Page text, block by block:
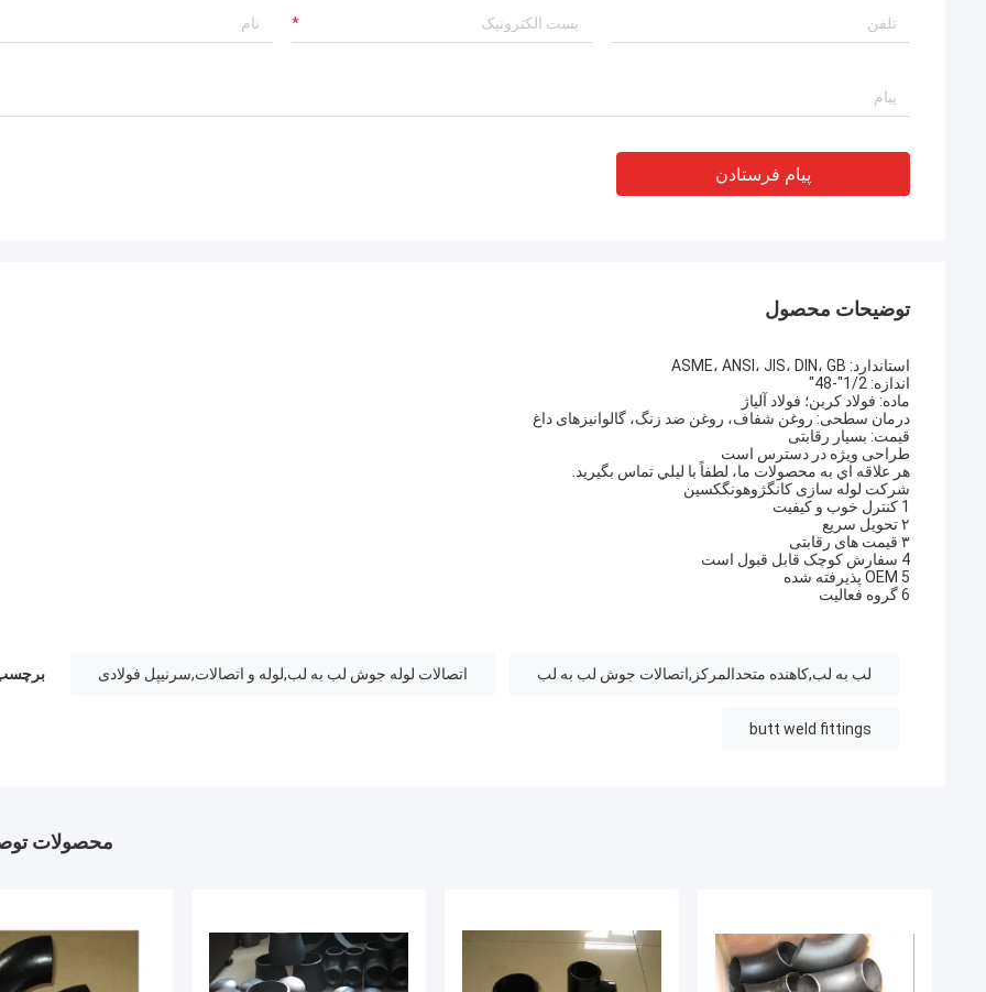
پیام فرستادن
توضیحات محصول
استاندارد: ASME، ANSI، JIS، DIN، GB
اندازه: 1/2"-48"
ماده: فولاد کربن؛ فولاد آلیاژ
درمان سطحی: روغن شفاف، روغن ضد زنگ، گالوانیزهای داغ
قیمت: بسیار رقابتی
طراحی ویژه در دسترس است
هر علاقه اي به محصولات ما، لطفاً با ليلي تماس بگيريد.
شرکت لوله سازی کانگژوهونگکسین
1 کنترل خوب و کیفیت
۲ تحویل سریع
۳ قیمت های رقابتی
4 سفارش کوچک قابل قبول است
5 OEM پذیرفته شده
6 گروه فعالیت
لب به لب,کاهنده متحدالمرکز,اتصالات جوش لب به لب اتصالات لوله جوش لب به لب,لوله و اتصالات,سرنیپل فولادی
butt weld fittings
محصولات